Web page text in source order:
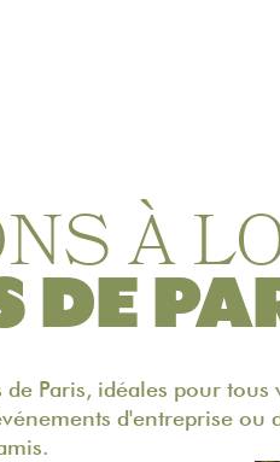
À
DE
Paris, idéales pour tous
d'entreprise